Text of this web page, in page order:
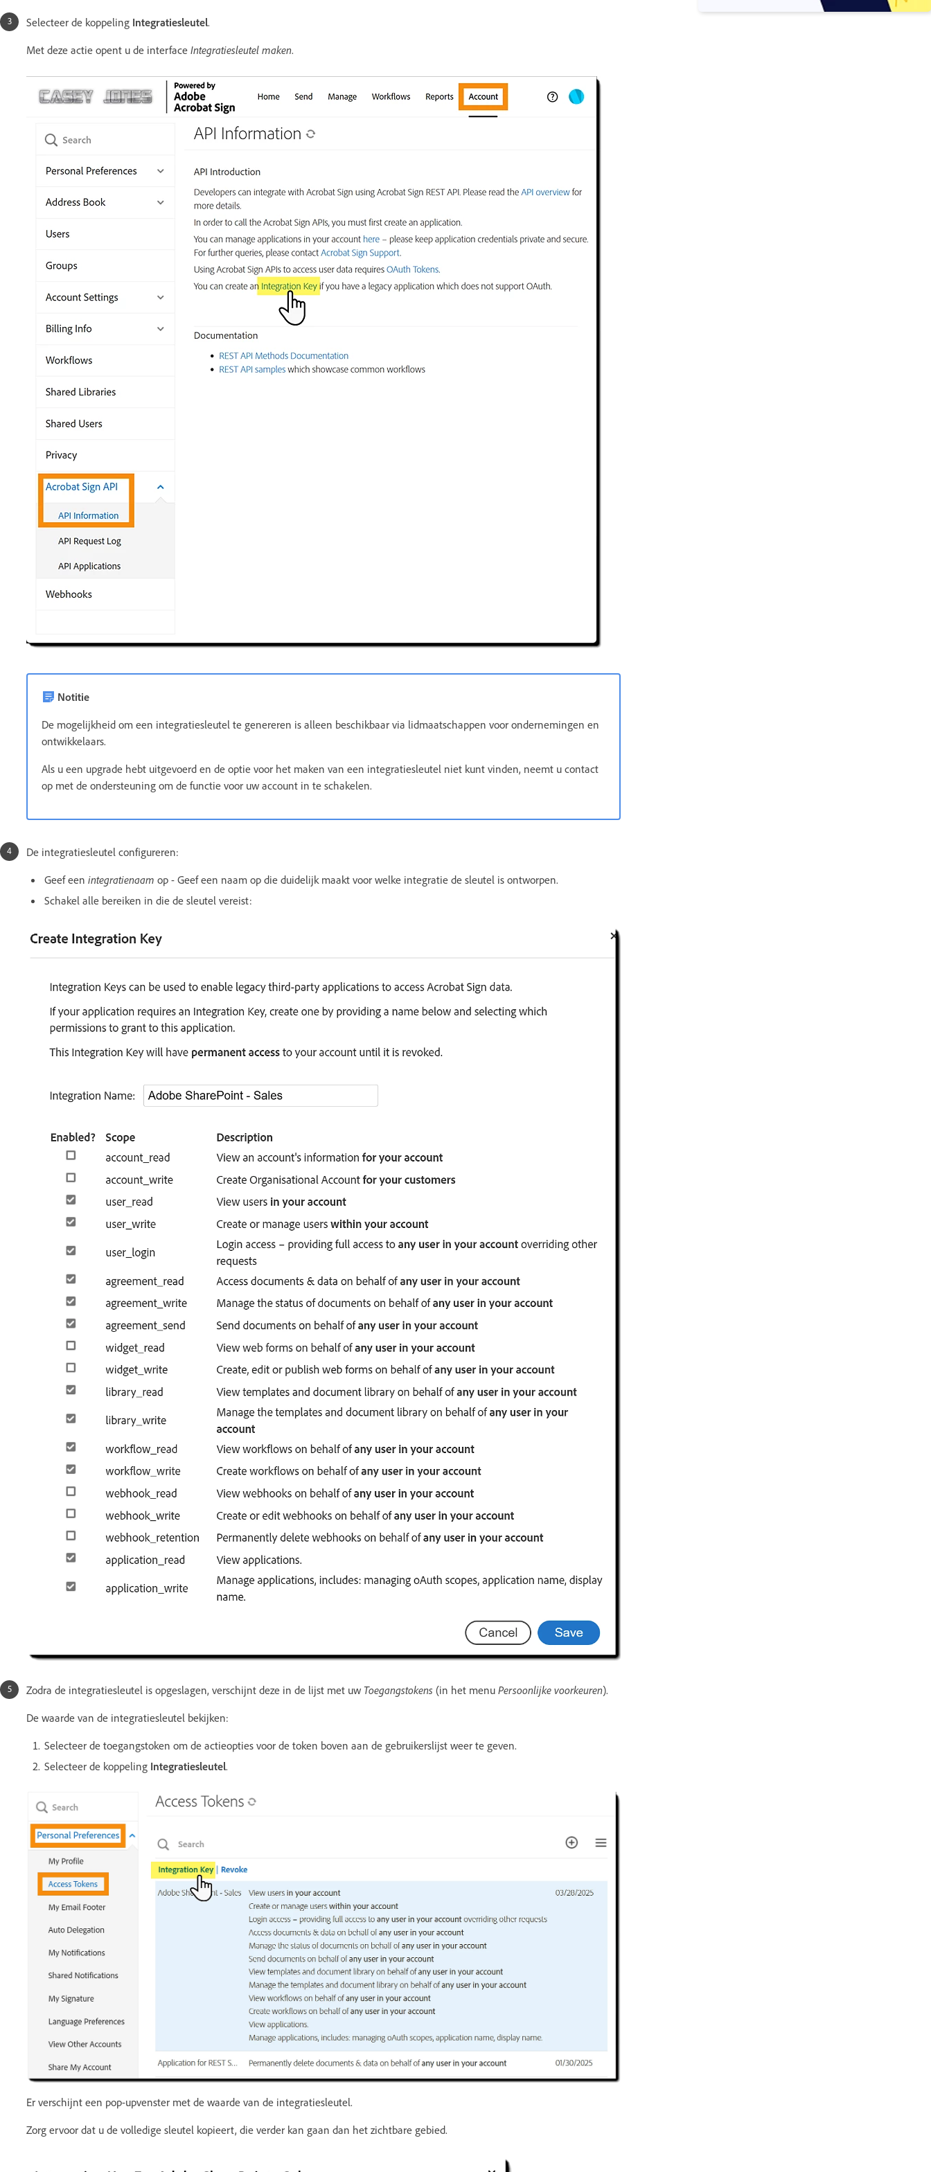
Selecteer de koppeling Integratiesleutel.
Met deze actie opent u de interface Integratiesleutel maken.
Notitie
De mogelijkheid om een integratiesleutel te genereren is alleen beschikbaar via lidmaatschappen voor ondernemingen en
ontwikkelaars.
Als u een upgrade hebt uitgevoerd en de optie voor het maken van een integratiesleutel niet kunt vinden, neemt u contact
op met de ondersteuning om de functie voor uw account in te schakelen.
De integratiesleutel configureren:
Geef een integratienaam op - Geef een naam op die duidelijk maakt voor welke integratie de sleutel is ontworpen.
Schakel alle bereiken in die de sleutel vereist:
Zodra de integratiesleutel is opgeslagen, verschijnt deze in de lijst met uw Toegangstokens (in het menu Persoonlijke voorkeuren).
De waarde van de integratiesleutel bekijken:
Selecteer de toegangstoken om de actieopties voor de token boven aan de gebruikerslijst weer te geven.
Selecteer de koppeling Integratiesleutel.
Er verschijnt een pop-upvenster met de waarde van de integratiesleutel.
Zorg ervoor dat u de volledige sleutel kopieert, die verder kan gaan dan het zichtbare gebied.